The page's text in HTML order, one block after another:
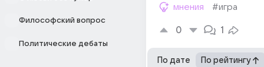
Философский вопрос
Политические дебаты
мнения #игра
0 1
По дате По рейтингу